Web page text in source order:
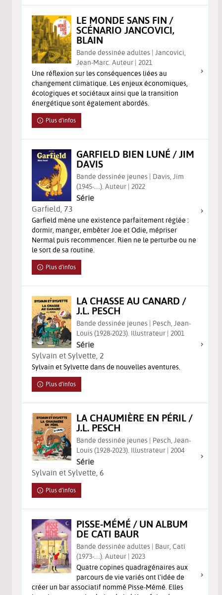
LE MONDE SANS FIN /
SCÉNARIO JANCOVICI,
BLAIN
Bande dessinée adultes | Jancovici,
Jean-Marc. Auteur | 2021
Une réflexion sur les conséquences liées au
changement climatique. Les enjeux économiques,
écologiques et sociétaux ainsi que la transition
énergétique sont également abordés.
Plus d'infos
GARFIELD BIEN LUNÉ / JIM
DAVIS
Bande dessinée jeunes | Davis, Jim
(1945-....). Auteur | 2022
Série
Garfield , 73
Garfield mène une existence parfaitement réglée :
dormir, manger, embêter Joe et Odie, mépriser
Nermal puis recommencer. Rien ne le perturbe ou ne
le sort de sa routine.
Plus d'infos
LA CHASSE AU CANARD /
J.L. PESCH
Bande dessinée jeunes | Pesch, Jean-
Louis (1928-2023). Illustrateur | 2001
Série
Sylvain et Sylvette , 2
Sylvain et Sylvette dans de nouvelles aventures.
Plus d'infos
LA CHAUMIÈRE EN PÉRIL /
J.L. PESCH
Bande dessinée jeunes | Pesch, Jean-
Louis (1928-2023). Illustrateur | 2004
Série
Sylvain et Sylvette , 6
Plus d'infos
PISSE-MÉMÉ / UN ALBUM
DE CATI BAUR
Bande dessinée adultes | Baur, Cati
(1973-....). Auteur | 2023
Quatre copines quadragénaires aux
parcours de vie variés ont l'idée de
créer un bar associatif nommé Pisse-Mémé. Elles